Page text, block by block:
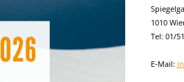
1010
Tel: 01/
E-Mail: